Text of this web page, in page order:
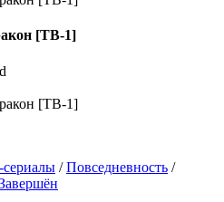
[ТВ-1]
/Повседневность /